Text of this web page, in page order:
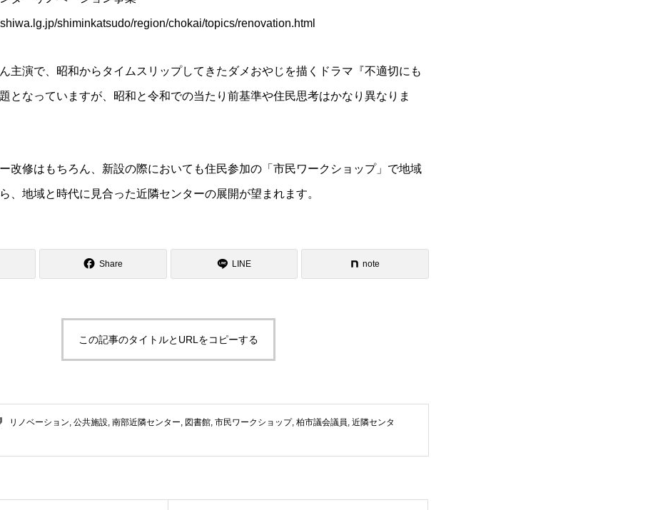
shiminkatsudo/region/chokai/topics/renovation.html
主演で、昭和からタイムスリップしてきたダメおやじを描くドラマ『不適切にも
となっていますが、昭和と令和での当たり前基準や住民思考はかなり異なりま
改修はもちろん、新設の際においても住民参加の「市民ワークショップ」で地域
、地域と時代に見合った近隣センターの展開が望まれます。
Share LINE note
この記事のタイトルとURLをコピーする
リノベーション, 公共施設, 南部近隣センター, 図書館, 市民ワークショップ, 柏市議会議員, 近隣センタ